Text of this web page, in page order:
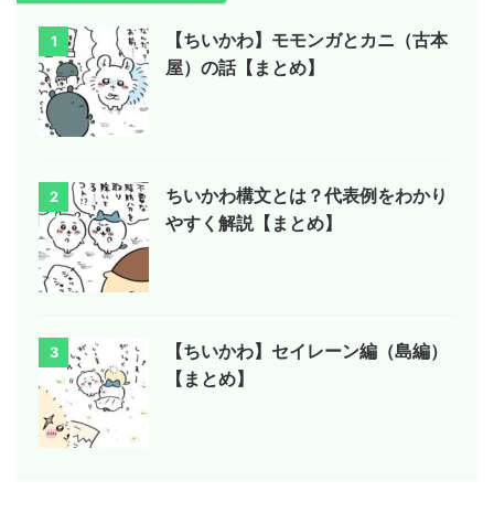
1
【ちいかわ】モモンガとカニ（古本
屋）の話【まとめ】
2
ちいかわ構文とは？代表例をわかり
やすく解説【まとめ】
3
【ちいかわ】セイレーン編（島編）
【まとめ】